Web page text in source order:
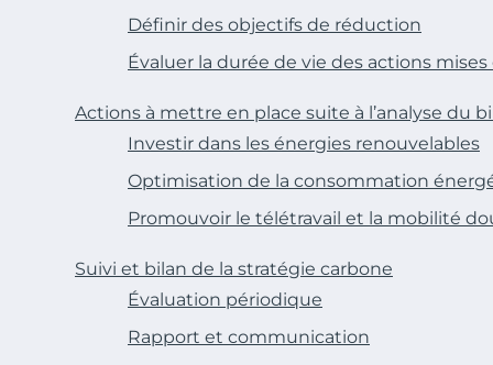
Définir des objectifs de réduction
Évaluer la durée de vie des actions
Actions à mettre en place suite à l’analyse du
Investir dans les énergies renouvelables
Optimisation de la consommation
Promouvoir le télétravail et la mobilité
Suivi et bilan de la stratégie carbone
Évaluation périodique
Rapport et communication